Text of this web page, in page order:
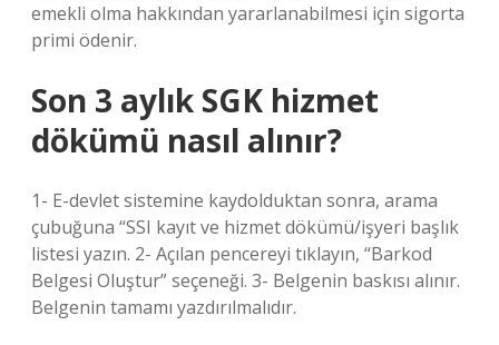
emekli olma hakkından yararlanabilmesi için sigorta
primi ödenir.
Son 3 aylık SGK hizmet
dökümü nasıl alınır?
1- E-devlet sistemine kaydolduktan sonra, arama
çubuğuna “SSI kayıt ve hizmet dökümü/işyeri başlık
listesi yazın. 2- Açılan pencereyi tıklayın, “Barkod
Belgesi Oluştur” seçeneği. 3- Belgenin baskısı alınır.
Belgenin tamamı yazdırılmalıdır.